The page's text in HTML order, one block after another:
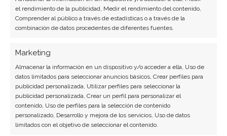
el rendimiento de la publicidad, Medir el rendimiento del contenido,
Comprender al público a través de estadísticas o a través de la
combinación de datos procedentes de diferentes fuentes.
Marketing
Almacenar la información en un dispositivo y/o acceder a ella, Uso de
datos limitados para seleccionar anuncios básicos, Crear perfiles para
publicidad personalizada, Utilizar perfiles para seleccionar la
publicidad personalizada, Crear un perfil para personalizar el
contenido, Uso de perfiles para la selección de contenido
personalizado, Desarrollo y mejora de los servicios, Uso de datos
limitados con el objetivo de seleccionar el contenido.
BUSCAR